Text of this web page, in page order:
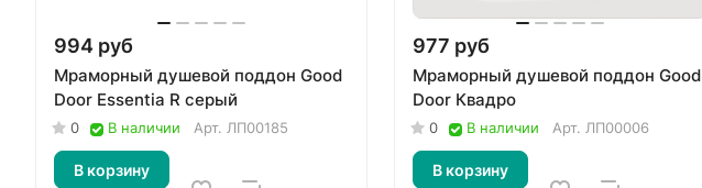
994 руб
Мраморный душевой поддон Good
Door Essentia R серый
0 В наличии Арт. ЛП00185
В корзину
977 руб
Мраморный душевой поддон Good
Door Квадро
0 В наличии Арт. ЛП00006
В корзину